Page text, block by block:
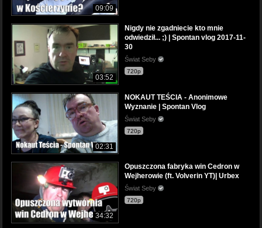
09:09
03:52
Nigdy nie zgadniecie kto mnie
odwiedził... ;) | Spontan vlog 2017-11-
30
Świat Seby
720p
02:31
NOKAUT TEŚCIA - Anonimowe
Wyznanie | Spontan Vlog
Świat Seby
720p
34:32
Opuszczona fabryka win Cedron w
Wejherowie (ft. Volverin YT)| Urbex
Świat Seby
720p